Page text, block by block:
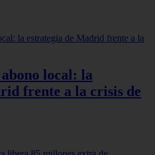
local: la
frente a la crisis de